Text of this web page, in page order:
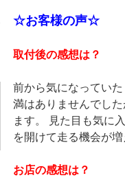
☆お客様の声☆
取付後の感想は？
前から気になってい
満はありませんでし
ます。 見た目も気に
を開けて走る機会が
お店の感想は？